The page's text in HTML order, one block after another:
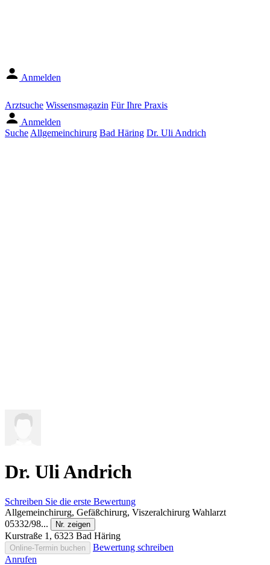
Anmelden
Arztsuche Wissensmagazin Für Ihre Praxis
Anmelden
Suche Allgemeinchirurg Bad Häring Dr. Uli Andrich
Dr. Uli Andrich
Schreiben Sie die erste Bewertung
Allgemeinchirurg, Gefäßchirurg, Viszeralchirurg Wahlarzt
05332/98...
Nr. zeigen
Kurstraße 1, 6323 Bad Häring
Online-Termin buchen
Bewertung schreiben
Anrufen